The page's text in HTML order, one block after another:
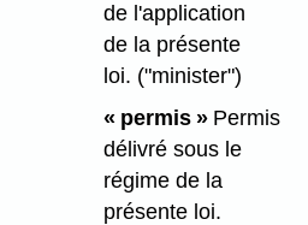
de l'application
de la présente
loi. ("minister")
« permis »Permis
délivré sous le
régime de la
présente loi.